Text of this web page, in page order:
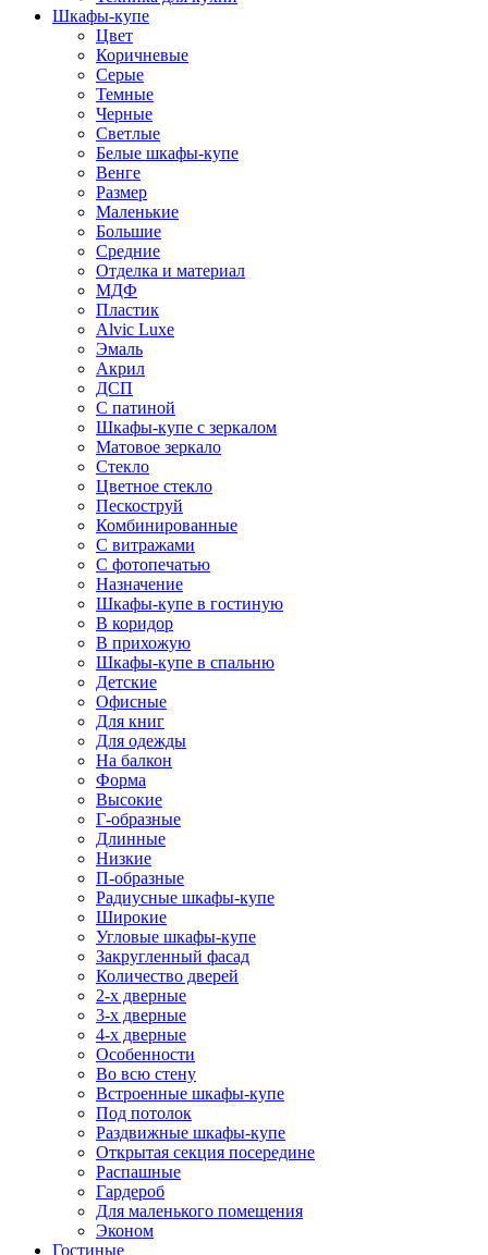
Шкафы-купе
Цвет
Коричневые
Серые
Темные
Черные
Светлые
Белые шкафы-купе
Венге
Размер
Маленькие
Большие
Средние
Отделка и материал
МДФ
Пластик
Alvic Luxe
Эмаль
Акрил
ДСП
С патиной
Шкафы-купе с зеркалом
Матовое зеркало
Стекло
Цветное стекло
Пескоструй
Комбинированные
С витражами
С фотопечатью
Назначение
Шкафы-купе в гостиную
В коридор
В прихожую
Шкафы-купе в спальню
Детские
Офисные
Для книг
Для одежды
На балкон
Форма
Высокие
Г-образные
Длинные
Низкие
П-образные
Радиусные шкафы-купе
Широкие
Угловые шкафы-купе
Закругленный фасад
Количество дверей
2-х дверные
3-х дверные
4-х дверные
Особенности
Во всю стену
Встроенные шкафы-купе
Под потолок
Раздвижные шкафы-купе
Открытая секция посередине
Распашные
Гардероб
Для маленького помещения
Эконом
Гостиные